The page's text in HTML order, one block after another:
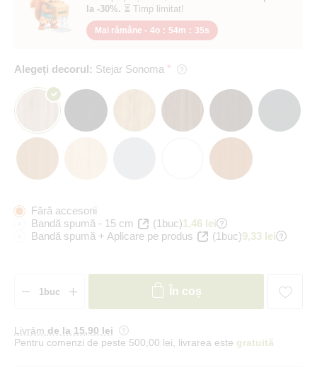
la -30%. ⏳ Timp limitat!
Mai rămâne - 4o : 54m : 34s
Alegeți decorul: Stejar Sonoma
Fără accesorii
Bandă spumă - 15 cm
(1buc)1,46 lei
Bandă spumă + Aplicare pe produs
(1buc)9,33 lei
În coș
Livrăm de la 15,90 lei
Pentru comenzi de peste 500,00 lei, livrarea este gratuită